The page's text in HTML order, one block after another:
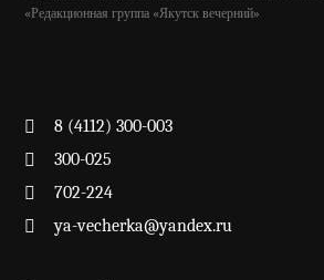
«Редакционная группа «Якутск вечерний»
8 (4112) 300-003
300-025
702-224
ya-vecherka@yandex.ru